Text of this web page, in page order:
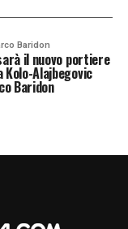
che va
rappresenta
al lupo
».
Baridon
il nuovo portiere
Kolo-Alajbegovic
Baridon